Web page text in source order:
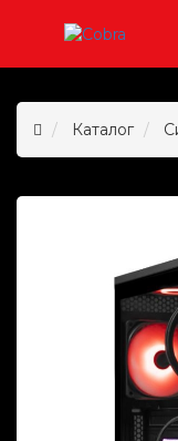
Каталог